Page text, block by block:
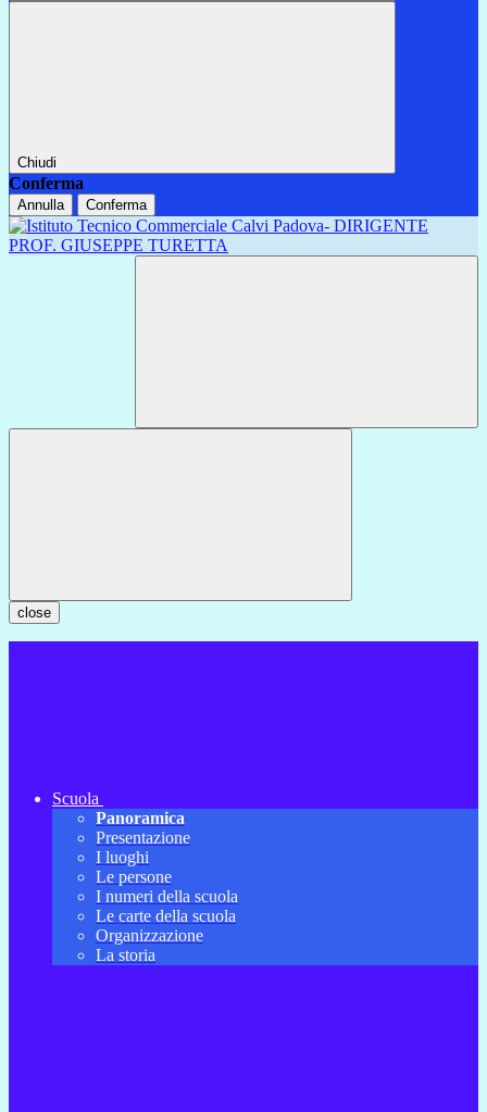
Chiudi
Conferma
Annulla Conferma
close
Scuola
Panoramica
Presentazione
I luoghi
Le persone
I numeri della scuola
Le carte della scuola
Organizzazione
La storia